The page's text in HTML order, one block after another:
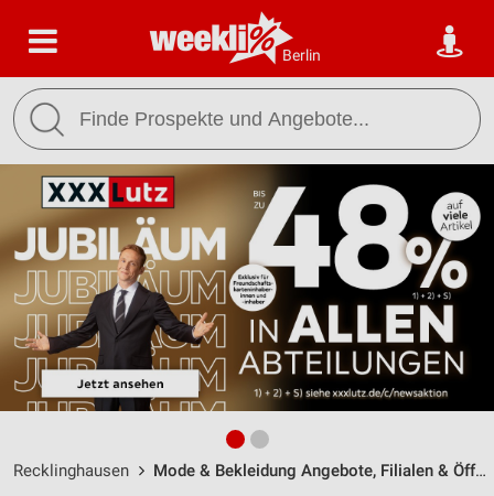
Berlin
Recklinghausen Mode & Bekleidung Angebote, Filialen & Öffnungszeiten